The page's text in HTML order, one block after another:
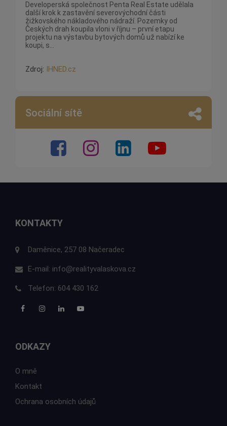
Developerská společnost Penta Real Estate udělala
další krok k zastavění severovýchodní části
žižkovského nákladového nádraží. Pozemky od
Českých drah koupila vloni v říjnu – první etapu
projektu na výstavbu bytových domů už nabízí ke
koupi, s...
Zdroj: IHNED.cz
Sociální sítě
KONTAKTY
Daměnice, 257 08 Načeradec
E-mail: info@realityvalaskova.cz
Telefon: 604 430 162
ODKAZY
O mně
Kontakt
Ochrana osobních údajů